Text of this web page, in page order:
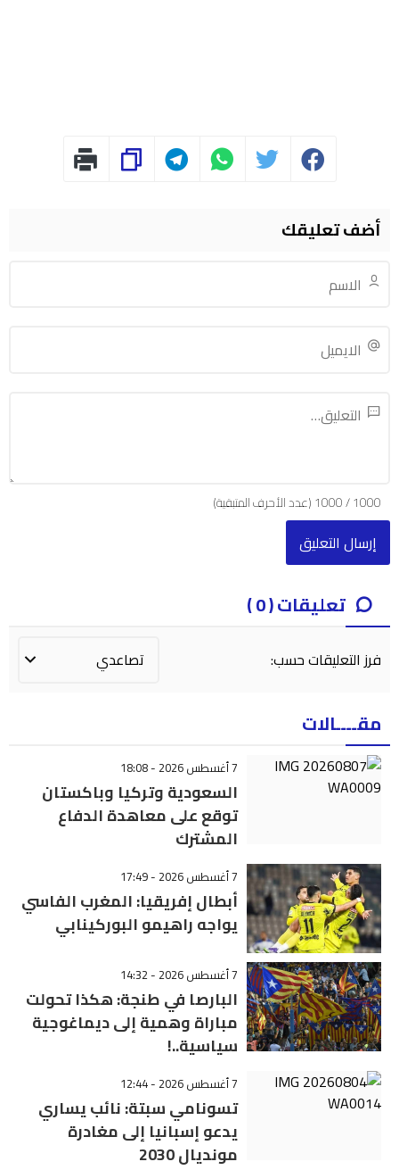
أضف تعليقك
1000
/
1000(عدد الأحرف المتبقية)
تعليقات ( 0 )
فرز التعليقات حسب:
مقــــالات
7 أغسطس 2026 - 18:08
السعودية وتركيا وباكستان
توقع على معاهدة الدفاع
المشترك
7 أغسطس 2026 - 17:49
أبطال إفريقيا: المغرب الفاسي
يواجه راهيمو البوركينابي
7 أغسطس 2026 - 14:32
البارصا في طنجة: هكذا تحولت
مباراة وهمية إلى ديماغوجية
سياسية..!
7 أغسطس 2026 - 12:44
تسونامي سبتة: نائب يساري
يدعو إسبانيا إلى مغادرة
مونديال 2030